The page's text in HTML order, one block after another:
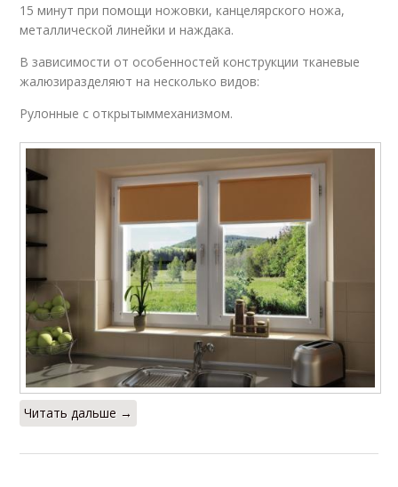
15 минут при помощи ножовки, канцелярского ножа,
металлической линейки и наждака.
В зависимости от особенностей конструкции тканевые
жалюзиразделяют на несколько видов:
Рулонные с открытыммеханизмом.
Читать дальше →